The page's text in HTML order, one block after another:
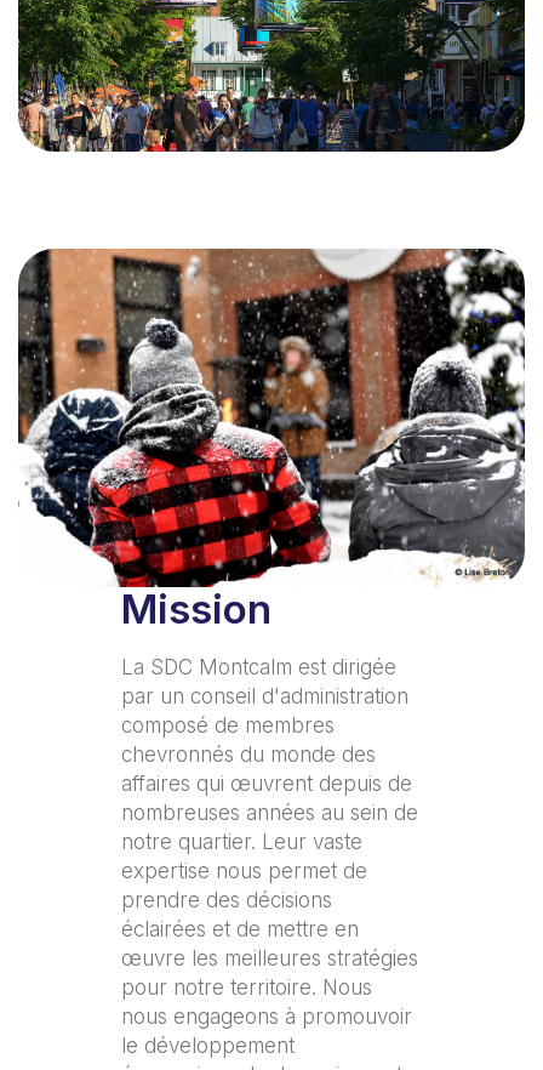
Mission
La SDC Montcalm est dirigée
par un conseil d'administration
composé de membres
chevronnés du monde des
affaires qui œuvrent depuis de
nombreuses années au sein de
notre quartier. Leur vaste
expertise nous permet de
prendre des décisions
éclairées et de mettre en
œuvre les meilleures stratégies
pour notre territoire. Nous
nous engageons à promouvoir
le développement